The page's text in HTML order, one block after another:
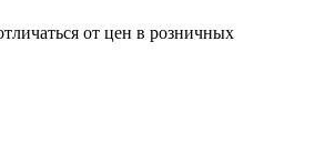
от цен в розничных